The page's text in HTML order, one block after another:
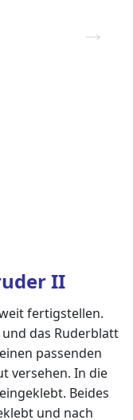
II
fertigstellen.
das Ruderblatt
passenden
versehen. In die
Beides
und nach